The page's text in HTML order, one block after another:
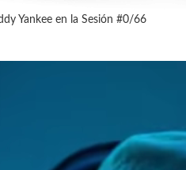
Yankee en la Sesión #0/66